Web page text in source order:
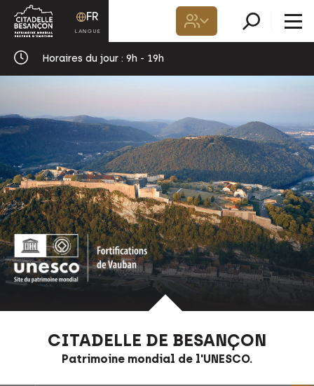
Horaires du jour : 9h - 19h
FR
CITADELLE DE BESANÇON
Patrimoine mondial de l'UNESCO.